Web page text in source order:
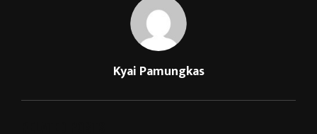
Kyai Pamungkas